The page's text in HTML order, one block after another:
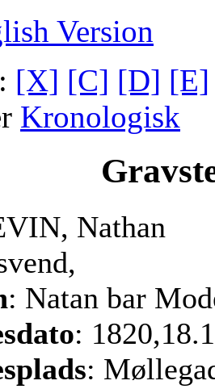
Version
[X] [C] [D] [E]
Kronologisk
Nathan
: Natan bar
: 1820,18.1
: